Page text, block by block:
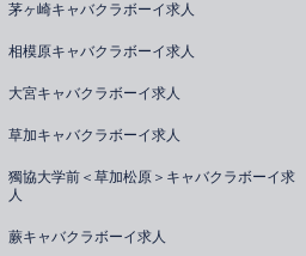
茅ヶ崎キャバクラボーイ求人
相模原キャバクラボーイ求人
大宮キャバクラボーイ求人
草加キャバクラボーイ求人
獨協大学前＜草加松原＞キャバクラボーイ求
人
蕨キャバクラボーイ求人